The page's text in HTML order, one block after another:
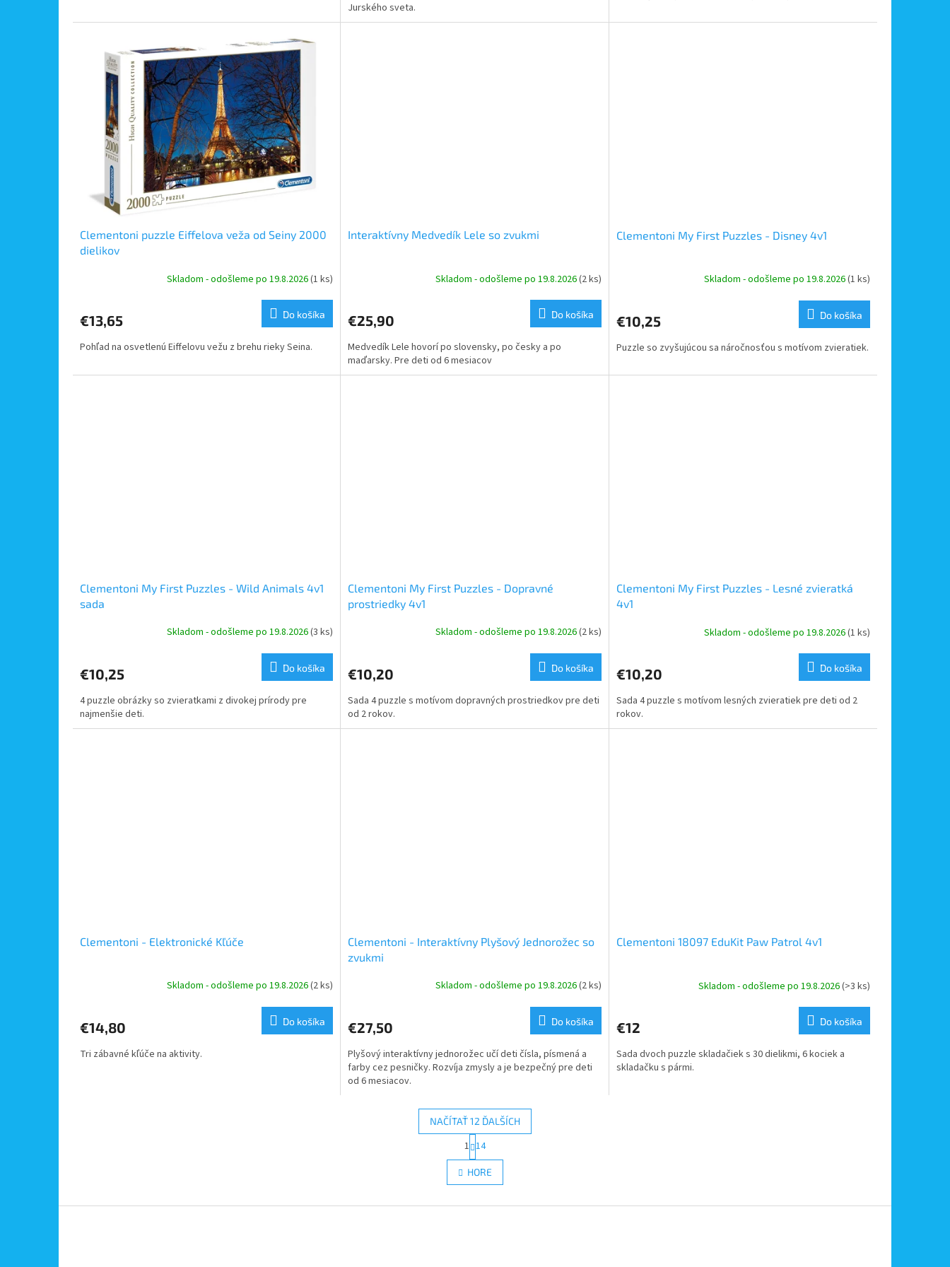
Jurského sveta.
Clementoni puzzle Eiffelova veža od Seiny 2000
dielikov
Skladom - odošleme po 19.8.2026(1 ks)
€13,65 Do košíka
Pohľad na osvetlenú Eiffelovu vežu z brehu rieky Seina.
Interaktívny Medvedík Lele so zvukmi
Skladom - odošleme po 19.8.2026(2 ks)
€25,90 Do košíka
Medvedík Lele hovorí po slovensky, po česky a po
maďarsky. Pre deti od 6 mesiacov
Clementoni My First Puzzles - Disney 4v1
Skladom - odošleme po 19.8.2026(1 ks)
€10,25 Do košíka
Puzzle so zvyšujúcou sa náročnosťou s motívom zvieratiek.
Clementoni My First Puzzles - Wild Animals 4v1
sada
Skladom - odošleme po 19.8.2026(3 ks)
€10,25 Do košíka
4 puzzle obrázky so zvieratkami z divokej prírody pre
najmenšie deti.
Clementoni My First Puzzles - Dopravné
prostriedky 4v1
Skladom - odošleme po 19.8.2026(2 ks)
€10,20 Do košíka
Sada 4 puzzle s motívom dopravných prostriedkov pre deti
od 2 rokov.
Clementoni My First Puzzles - Lesné zvieratká
4v1
Skladom - odošleme po 19.8.2026(1 ks)
€10,20 Do košíka
Sada 4 puzzle s motívom lesných zvieratiek pre deti od 2
rokov.
Clementoni - Elektronické Kľúče
Skladom - odošleme po 19.8.2026(2 ks)
€14,80 Do košíka
Tri zábavné kľúče na aktivity.
Clementoni - Interaktívny Plyšový Jednorožec so
zvukmi
Skladom - odošleme po 19.8.2026(2 ks)
€27,50 Do košíka
Plyšový interaktívny jednorožec učí deti čísla, písmená a
farby cez pesničky. Rozvíja zmysly a je bezpečný pre deti
od 6 mesiacov.
Clementoni 18097 EduKit Paw Patrol 4v1
Skladom - odošleme po 19.8.2026(>3 ks)
€12 Do košíka
Sada dvoch puzzle skladačiek s 30 dielikmi, 6 kociek a
skladačku s pármi.
O
v
l
d
NAČÍTAŤ 12 ĎALŠÍCH
S
t
r
á
n
1 14
HORE